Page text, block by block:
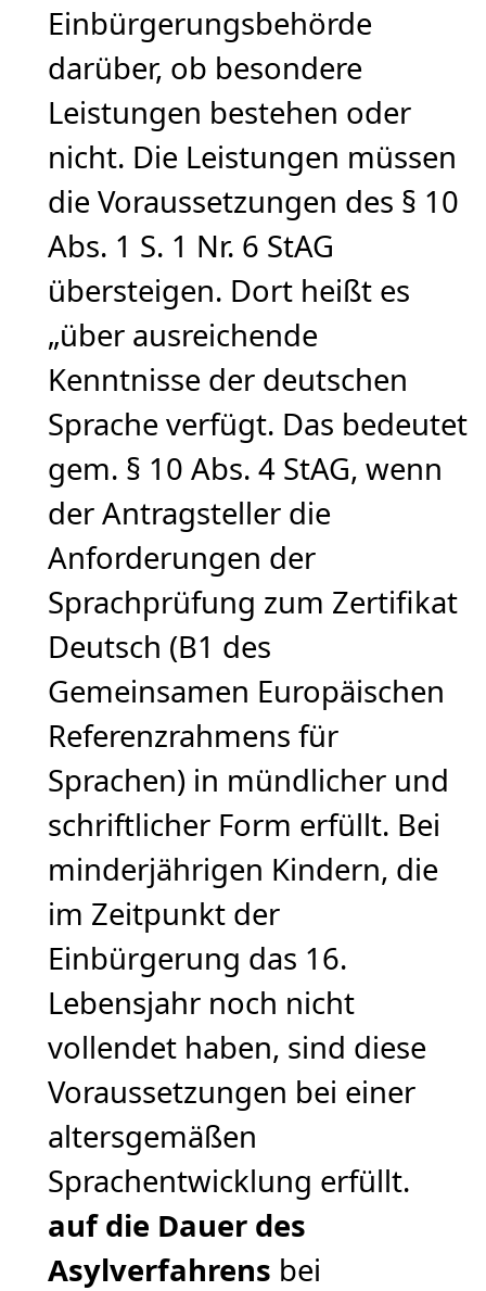
Einbürgerungsbehörde
darüber, ob besondere
Leistungen bestehen oder
nicht. Die Leistungen müssen
die Voraussetzungen des § 10
Abs. 1 S. 1 Nr. 6 StAG
übersteigen. Dort heißt es
„über ausreichende
Kenntnisse der deutschen
Sprache verfügt. Das bedeutet
gem. § 10 Abs. 4 StAG, wenn
der Antragsteller die
Anforderungen der
Sprachprüfung zum Zertifikat
Deutsch (B1 des
Gemeinsamen Europäischen
Referenzrahmens für
Sprachen) in mündlicher und
schriftlicher Form erfüllt. Bei
minderjährigen Kindern, die
im Zeitpunkt der
Einbürgerung das 16.
Lebensjahr noch nicht
vollendet haben, sind diese
Voraussetzungen bei einer
altersgemäßen
Sprachentwicklung erfüllt.
auf die Dauer des
Asylverfahrens bei